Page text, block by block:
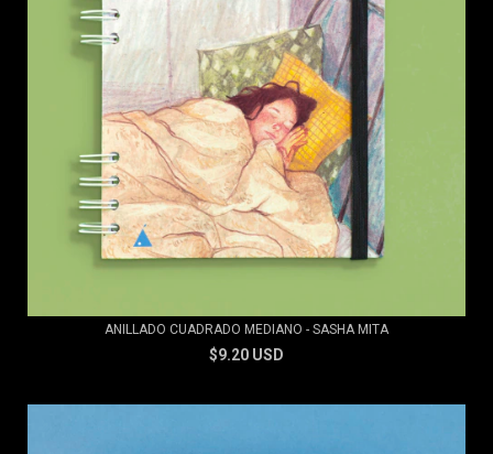
ANILLADO CUADRADO MEDIANO - SASHA MITA
$9.20 USD